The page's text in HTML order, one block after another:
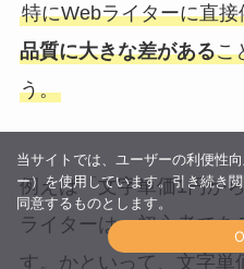
特にWebライターに直
品質に大きな差があるこ
う。
例えば「文字単価1円か
ライターは、初心者であ
す。かといって、文字単
当サイトでは、ユーザーの利便性
ー）を使用しています。引き続き
同意するものとします。